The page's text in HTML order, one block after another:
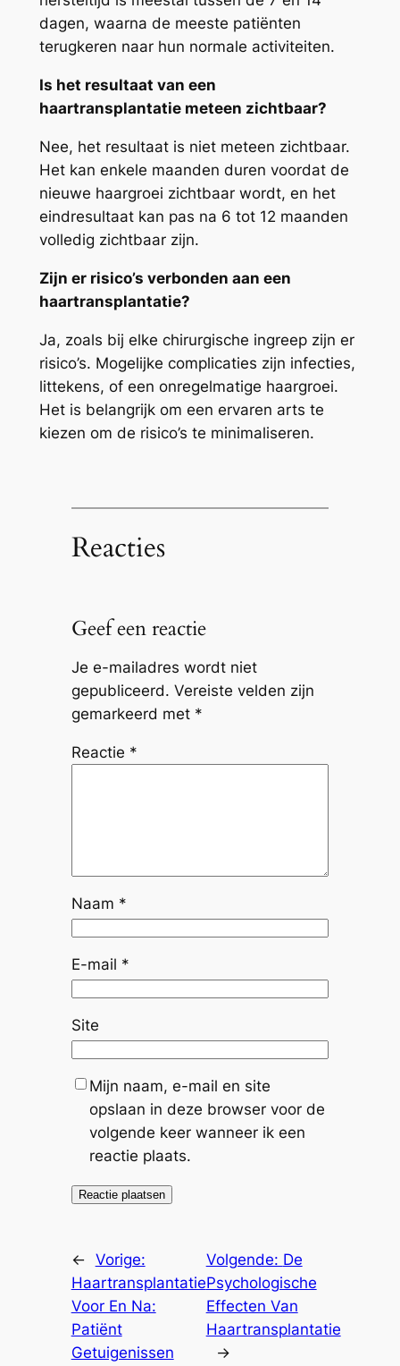
dagen, waarna de meeste patiënten
terugkeren naar hun normale activiteiten.
Is het resultaat van een
haartransplantatie meteen zichtbaar?
Nee, het resultaat is niet meteen zichtbaar.
Het kan enkele maanden duren voordat de
nieuwe haargroei zichtbaar wordt, en het
eindresultaat kan pas na 6 tot 12 maanden
volledig zichtbaar zijn.
Zijn er risico’s verbonden aan een
haartransplantatie?
Ja, zoals bij elke chirurgische ingreep zijn er
risico’s. Mogelijke complicaties zijn infecties,
littekens, of een onregelmatige haargroei.
Het is belangrijk om een ervaren arts te
kiezen om de risico’s te minimaliseren.
Reacties
Geef een reactie
Je e-mailadres wordt niet
gepubliceerd. Vereiste velden zijn
gemarkeerd met *
Reactie *
Naam *
E-mail *
Site
Mijn naam, e-mail en site
opslaan in deze browser voor de
volgende keer wanneer ik een
reactie plaats.
← Vorige:
Haartransplantatie
Voor En Na:
Patiënt
Getuigenissen
Volgende: De
Psychologische
Effecten Van
Haartransplantatie
→